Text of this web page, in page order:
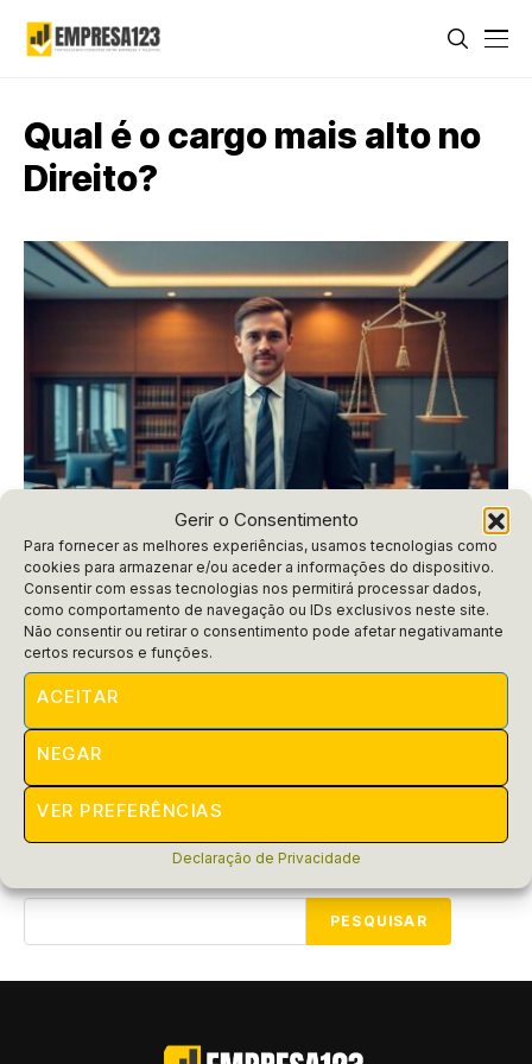
Gerir o Consentimento
Para fornecer as melhores experiências, usamos tecnologias como
cookies para armazenar e/ou aceder a informações do dispositivo.
Consentir com essas tecnologias nos permitirá processar dados,
como comportamento de navegação ou IDs exclusivos neste site.
Não consentir ou retirar o consentimento pode afetar negativamante
certos recursos e funções.
ACEITAR
NEGAR
VER PREFERÊNCIAS
Declaração de Privacidade
Qual é o cargo mais alto no
Direito?
Curiosidades
Quanto ganha um advogado?
variar. Você ficará surpreso com os números que
POR RAIFRAN MARÇO 4, 2025
PESQUISAR